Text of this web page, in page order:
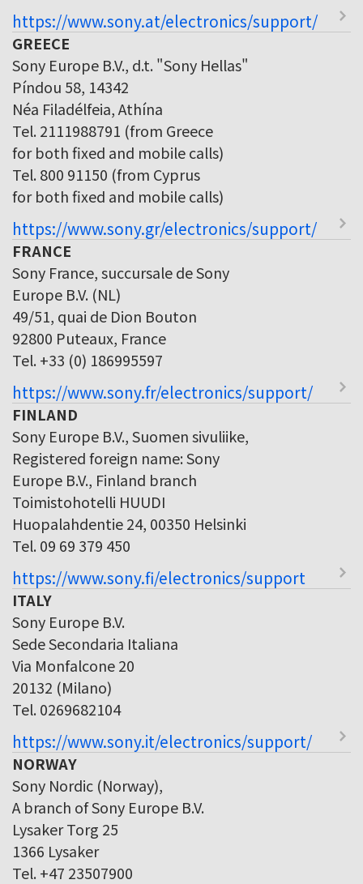
https://www.sony.at/electronics/support/
GREECE
Sony Europe B.V., d.t. "Sony Hellas"
Píndou 58, 14342
Néa Filadélfeia, Athína
Tel. 2111988791 (from Greece
for both fixed and mobile calls)
Tel. 800 91150 (from Cyprus
for both fixed and mobile calls)
https://www.sony.gr/electronics/support/
FRANCE
Sony France, succursale de Sony
Europe B.V. (NL)
49/51, quai de Dion Bouton
92800 Puteaux, France
Tel. +33 (0) 186995597
https://www.sony.fr/electronics/support/
FINLAND
Sony Europe B.V., Suomen sivuliike,
Registered foreign name: Sony
Europe B.V., Finland branch
Toimistohotelli HUUDI
Huopalahdentie 24, 00350 Helsinki
Tel. 09 69 379 450
https://www.sony.fi/electronics/support
ITALY
Sony Europe B.V.
Sede Secondaria Italiana
Via Monfalcone 20
20132 (Milano)
Tel. 0269682104
https://www.sony.it/electronics/support/
NORWAY
Sony Nordic (Norway),
A branch of Sony Europe B.V.
Lysaker Torg 25
1366 Lysaker
Tel. +47 23507900